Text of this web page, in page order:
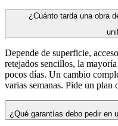
¿Cuánto tarda una obra
Depende de superficie,
retejados sencillos, la
pocos días. Un cambio
varias semanas. Pide un
¿Qué garantías debo pedir en